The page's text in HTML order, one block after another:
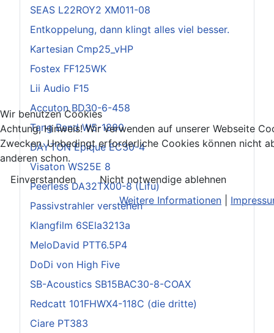
SEAS L22ROY2 XM011-08
Entkoppelung, dann klingt alles viel besser.
Kartesian Cmp25_vHP
Fostex FF125WK
Lii Audio F15
Accuton BD30-6-458
Tang Band W5-1880
DAYTON Epique EC30-4
Visaton WS25E 8
Peerless DA32TX00-8 (Lifu)
Passivstrahler verstehen
Klangfilm 6SEla3213a
MeloDavid PTT6.5P4
DoDi von High Five
SB-Acoustics SB15BAC30-8-COAX
Redcatt 101FHWX4-118C (die dritte)
Ciare PT383
Wir benutzen Cookies
Achtung, Hinweis! Wir verwenden auf unserer Webseite
Zwecken. Unbedingt erforderliche Cookies können nicht
anderen schon.
Einverstanden
Nicht notwendige ablehnen
Weitere Informationen